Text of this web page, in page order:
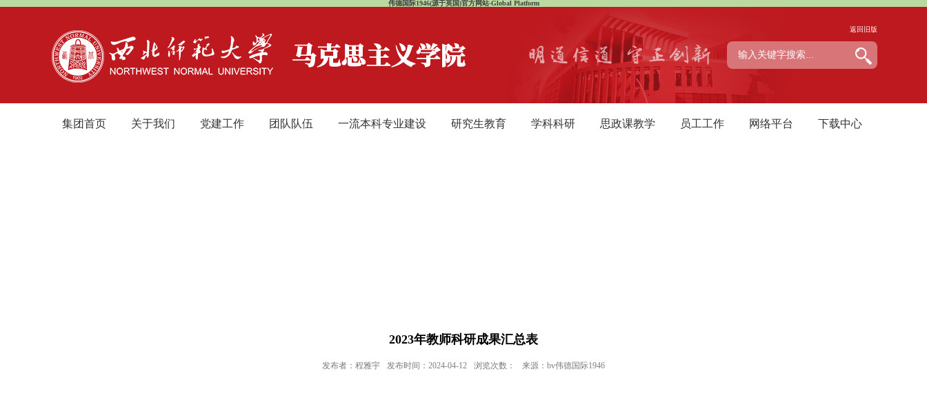
伟德国际1946(源于英国)官方网站-Global Platform
返回旧版
集团首页 关于我们 党建工作 团队队伍 一流本科专业建设 研究生教育 学科科研 思政课教学 员工工作 网络平台 下载中心
2023年教师科研成果汇总表
发布者：程雅宇 发布时间：2024-04-12 浏览次数： 来源：bv伟德国际1946